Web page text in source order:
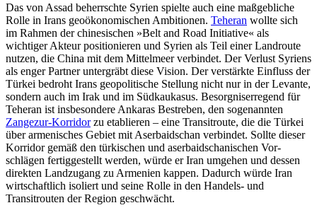
Das von Assad beherrschte Syrien spielte auch eine maßgebliche
Rolle in Irans geo­ökonomischen Ambitionen. Teheran wollte sich
im Rahmen der chinesischen »Belt and Road Initiative« als
wichtiger Akteur posi­tionieren und Syrien als Teil einer Landroute
nutzen, die China mit dem Mittelmeer verbindet. Der Verlust Syriens
als enger Partner untergräbt diese Vision. Der ver­stärkte Einfluss der
Türkei bedroht Irans geopolitische Stellung nicht nur in der Levante,
sondern auch im Irak und im Süd­kaukasus. Besorgniserregend für
Teheran ist insbesondere Ankaras Bestreben, den so­genannten
Zangezur-Korridorzu etablie­ren – eine Transitroute, die die Türkei
über armenisches Gebiet mit Aserbaidschan ver­bindet. Sollte dieser
Korridor gemäß den türkischen und aserbaidschanischen Vor­
schlägen fertiggestellt werden, würde er Iran umgehen und dessen
direkten Land­zugang zu Armenien kappen. Dadurch würde Iran
wirtschaftlich isoliert und seine Rolle in den Handels- und
Transitrouten der Region geschwächt.